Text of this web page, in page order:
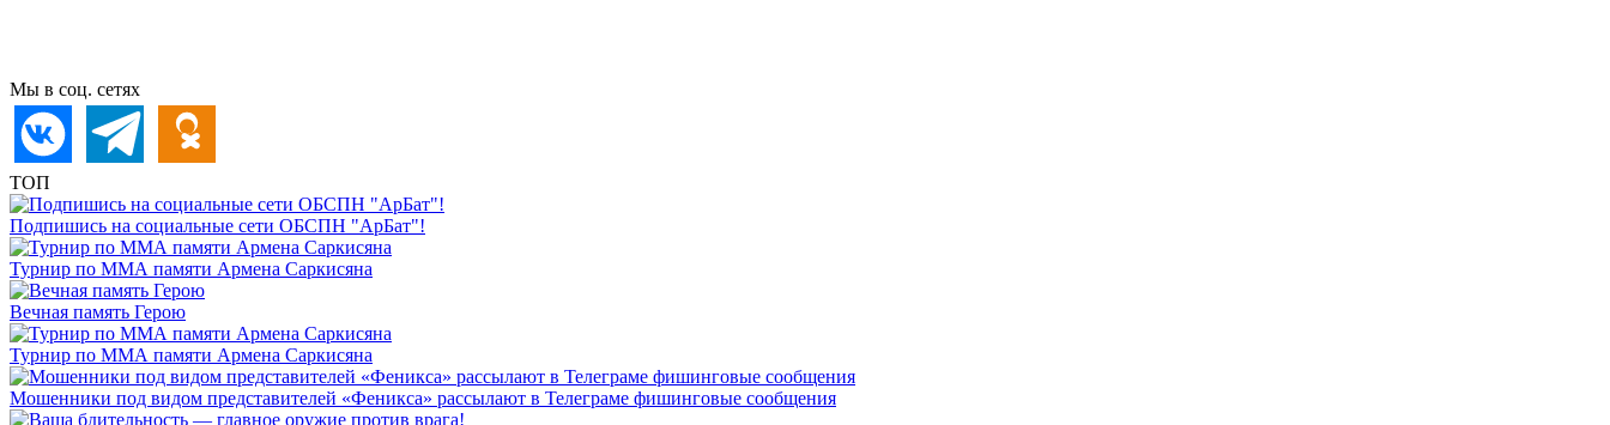
Мы в соц. сетях
ТОП
Подпишись на социальные сети ОБСПН "АрБат"!
Турнир по ММА памяти Армена Саркисяна
Вечная память Герою
Турнир по ММА памяти Армена Саркисяна
Мошенники под видом представителей «Феникса» рассылают в Телеграме фишинговые сообщения